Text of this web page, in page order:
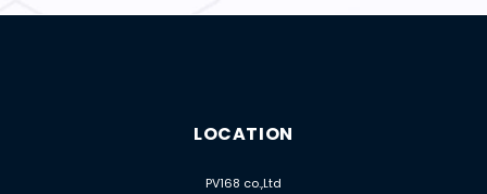
LOCATION
PV168 co.,Ltd